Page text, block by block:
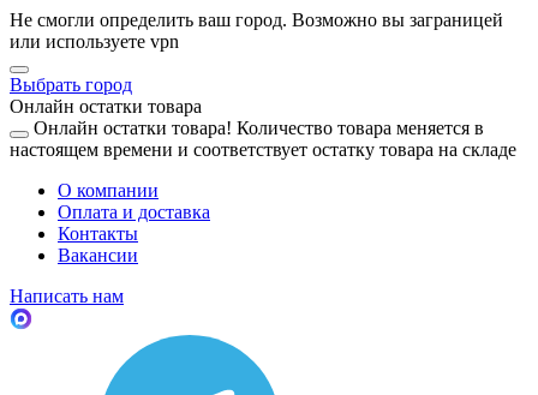
Не смогли определить ваш город. Возможно вы заграницей
или используете vpn
Выбрать город
Онлайн остатки товара
Онлайн остатки товара! Количество товара меняется в
настоящем времени и соответствует остатку товара на складе
О компании
Оплата и доставка
Контакты
Вакансии
Написать нам